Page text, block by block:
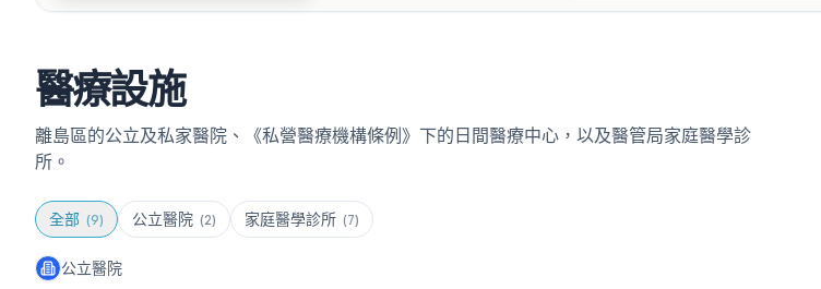
醫療設施
離島區的公立及私家醫院、《私營醫療機構條例》下的日間醫療中心，以及醫管局家庭醫學診
所。
全部 (9) 公立醫院 (2) 家庭醫學診所 (7)
公立醫院